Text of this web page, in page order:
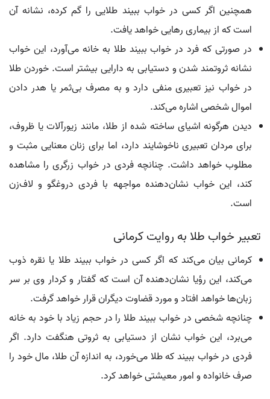
همچنین اگر کسی در خواب ببیند طلایی را گم کرده، نشانه آن
است که از بیماری رهایی خواهد یافت.
در صورتی که فرد در خواب ببیند طلا به خانه می‌آورد، این خواب
نشانه ثروتمند شدن و دستیابی به دارایی بیشتر است. خوردن طلا
در خواب نیز تعبیری منفی دارد و به مصرف بی‌ثمر یا هدر دادن
اموال شخصی اشاره می‌کند.
دیدن هرگونه اشیای ساخته شده از طلا، مانند زیورآلات یا ظروف،
برای مردان تعبیری ناخوشایند دارد، اما برای زنان معنایی مثبت و
مطلوب خواهد داشت. چنانچه فردی در خواب زرگری را مشاهده
کند، این خواب نشان‌دهنده مواجهه با فردی دروغگو و لاف‌زن
است.
تعبیر خواب طلا به روایت کرمانی
کرمانی بیان می‌کند که اگر کسی در خواب ببیند طلا یا نقره ذوب
می‌کند، این رؤیا نشان‌دهنده آن است که گفتار و کردار وی بر سر
زبان‌ها خواهد افتاد و مورد قضاوت دیگران قرار خواهد گرفت.
چنانچه شخصی در خواب ببیند طلا را در حجم زیاد با خود به خانه
می‌برد، این خواب نشان از دستیابی به ثروتی هنگفت دارد. اگر
فردی در خواب ببیند که طلا می‌خورد، به اندازه آن طلا، مال خود را
صرف خانواده و امور معیشتی خواهد کرد.